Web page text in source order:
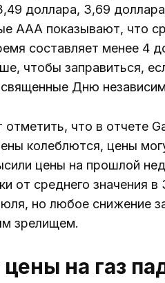
доллара, 3,69
AAA показывают, что
составляет менее 4
чтобы заправиться,
Дню
отметить, что в отчете
колеблются, цены
цены на прошлой
от среднего значения
но любое снижение
зрелищем.
на газ